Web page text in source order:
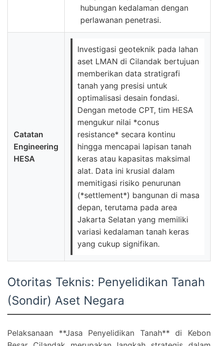
hubungan kedalaman dengan
perlawanan penetrasi.
Catatan
Engineering
HESA
Investigasi geoteknik pada lahan
aset LMAN di Cilandak bertujuan
memberikan data stratigrafi
tanah yang presisi untuk
optimalisasi desain fondasi.
Dengan metode CPT, tim HESA
mengukur nilai *conus
resistance* secara kontinu
hingga mencapai lapisan tanah
keras atau kapasitas maksimal
alat. Data ini krusial dalam
memitigasi risiko penurunan
(*settlement*) bangunan di masa
depan, terutama pada area
Jakarta Selatan yang memiliki
variasi kedalaman tanah keras
yang cukup signifikan.
Otoritas Teknis: Penyelidikan Tanah
(Sondir) Aset Negara
Pelaksanaan **Jasa Penyelidikan Tanah** di Kebon